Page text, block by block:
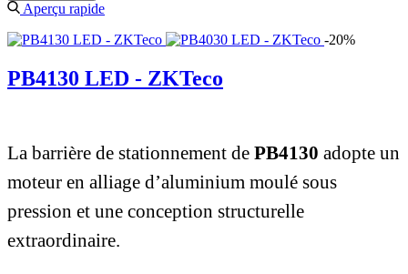
Aperçu rapide
-20%
PB4130 LED - ZKTeco
La barrière de stationnement de PB4130 adopte un
moteur en alliage d’aluminium moulé sous
pression et une conception structurelle
extraordinaire.